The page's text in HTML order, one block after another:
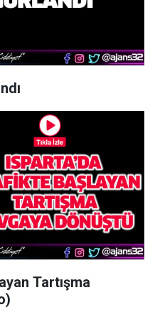
Tartışma